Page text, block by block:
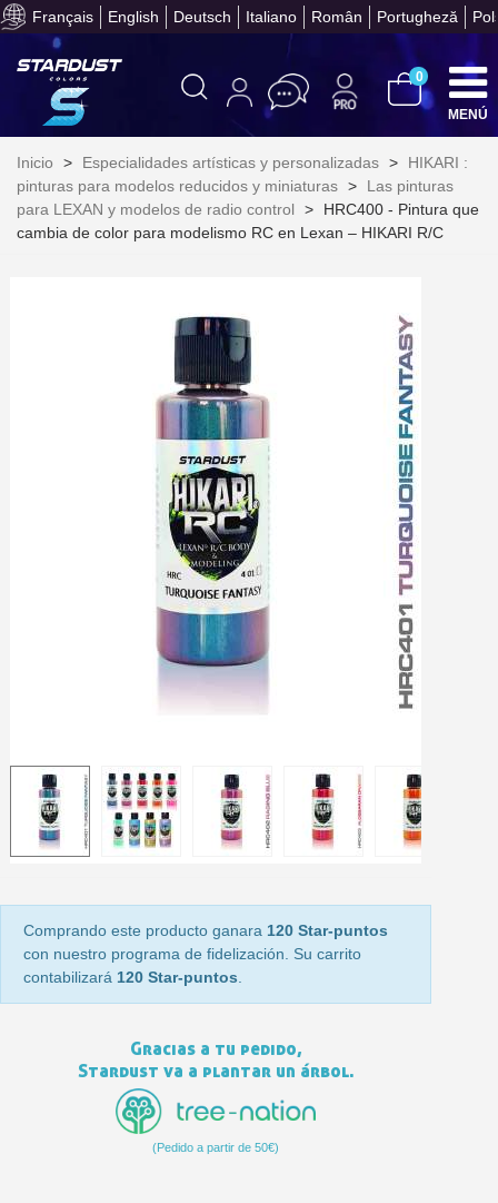
Français English Deutsch Italiano Român Portugheză
Obtenga su presupuesto
Paga en 4 plazos sin
Obtenga su presupuesto
Comparte tus
Gana puntos de
Devuelve los
5 € de descuento
Cupón de 10 € por
Suscríbete al
Entrega en un
Paga en 4 plazos sin
Obtenga su presupuesto
Devuelve los
5 € de descuento
Cupón de 10 € por
0
MENÚ
Inicio > Especialidades artísticas y personalizadas >
HIKARI :
pinturas para modelos reducidos y miniaturas >
Las pinturas
para LEXAN y modelos de radio control
>
HRC400 - Pintura que
cambia de color para modelismo RC en Lexan – HIKARI R/C
Comprando este producto ganara 120 Star-puntos
con nuestro programa de fidelización. Su carrito
contabilizará 120 Star-puntos
Gracias a tu pedido,
Stardust va a plantar un árbol.
(Pedido a partir de 50€)